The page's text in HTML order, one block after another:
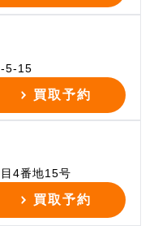
5-15
買取予約
4番地15号
買取予約